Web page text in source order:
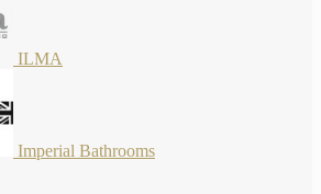
ILMA
Imperial Bathrooms